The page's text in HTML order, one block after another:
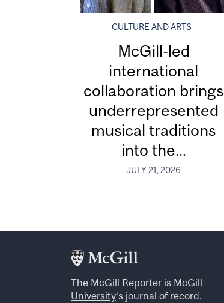
CULTURE AND ARTS
McGill-led
international
collaboration brings
underrepresented
musical traditions
into the...
JULY 21, 2026
The McGill Reporter is McGill
University‘s journal of record.